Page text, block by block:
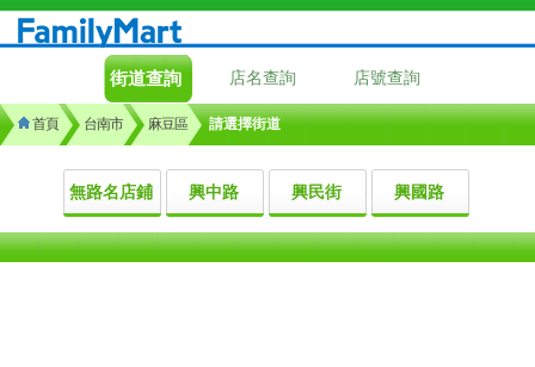
街道查詢 店名查詢 店號查詢
首頁 台南市 麻豆區 請選擇街道
無路名店鋪 興中路 興民街 興國路